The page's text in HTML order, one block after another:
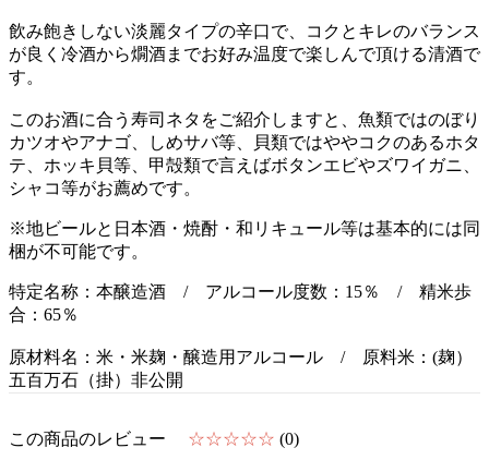
飲み飽きしない淡麗タイプの辛口で、コクとキレのバランス
が良く冷酒から燗酒までお好み温度で楽しんで頂ける清酒で
す。
このお酒に合う寿司ネタをご紹介しますと、魚類ではのぼり
カツオやアナゴ、しめサバ等、貝類ではややコクのあるホタ
テ、ホッキ貝等、甲殻類で言えばボタンエビやズワイガニ、
シャコ等がお薦めです。
※地ビールと日本酒・焼酎・和リキュール等は基本的には同
梱が不可能です。
特定名称：本醸造酒 / アルコール度数：15％ / 精米歩
合：65％
原材料名：米・米麹・醸造用アルコール / 原料米：(麹）
五百万石（掛）非公開
この商品のレビュー ☆☆☆☆☆ (0)